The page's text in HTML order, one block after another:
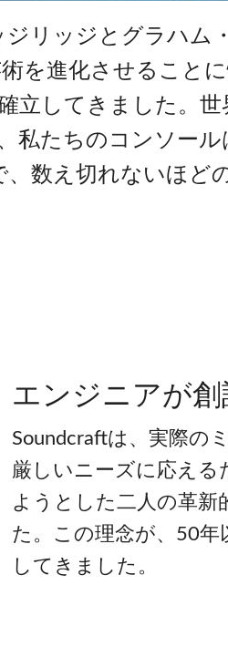
リッジとグラハム
を進化させること
立してきました。
私たちのコンソー
数え切れないほど
エンジニアが
Soundcraftは、実際の
厳しいニーズに応える
ようとした二人の革
た。この理念が、50年
してきました。